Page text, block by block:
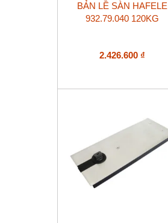
BẢN LỀ SÀN HAFELE
932.79.040 120KG
2.426.600 ₫